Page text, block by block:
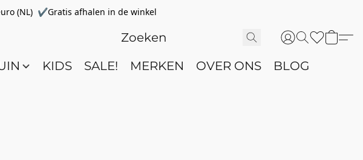
(NL) ✔Gratis afhalen in de winkel
KIDS SALE! MERKEN OVER ONS BLOG